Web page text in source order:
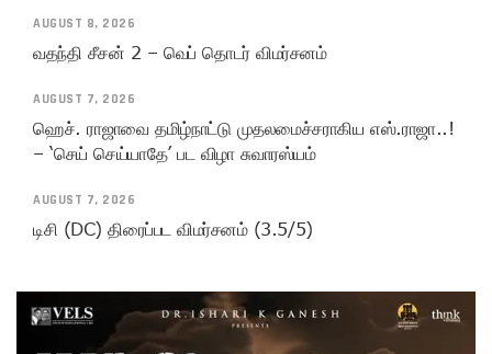
AUGUST 8, 2026
வதந்தி சீசன் 2 – வெப் தொடர் விமர்சனம்
AUGUST 7, 2026
ஹெச். ராஜாவை தமிழ்நாட்டு முதலமைச்சராகிய எஸ்.ராஜா..!
– ‘செய் செய்யாதே’ பட விழா சுவாரஸ்யம்
AUGUST 7, 2026
டிசி (DC) திரைப்பட விமர்சனம் (3.5/5)